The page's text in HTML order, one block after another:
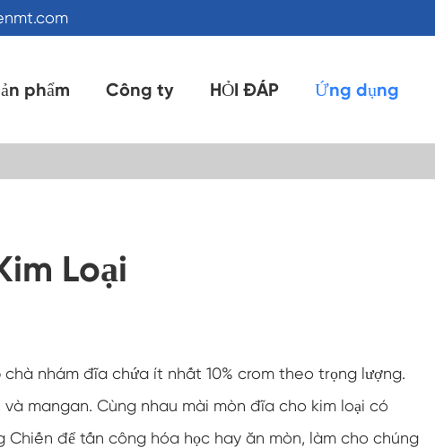
phẩm Công ty HỎI ĐÁP Ứng dụng
Loại
nhám đĩa chứa ít nhất 10% crom theo trọng lượng.
mangan. Cùng nhau mài mòn đĩa cho kim loại có
để tấn công hóa học hay ăn mòn, làm cho chúng